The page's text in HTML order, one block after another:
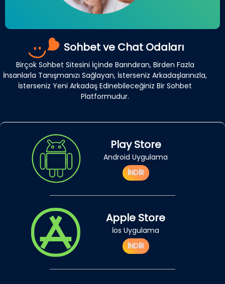
Sohbet ve Chat Odaları
Birçok Sohbet Sitesini İçinde Barındıran, Birden Fazla
İnsanlarla Tanışmanızı Sağlayan, İsterseniz Arkadaşlarınızla,
İsterseniz Yeni Arkadaş Edinebileceğiniz Bir Sohbet
Platformudur.
Play Store
Android Uygulama
İNDİR
Apple Store
İos Uygulama
İNDİR